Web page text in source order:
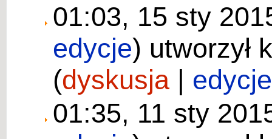
01:03, 15 sty
edycje) utworzył
(dyskusja
edycje
01:35, 11 sty